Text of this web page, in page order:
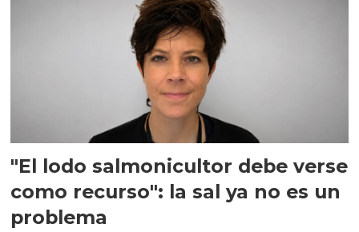
"El lodo salmonicultor debe verse
como recurso": la sal ya no es un
problema